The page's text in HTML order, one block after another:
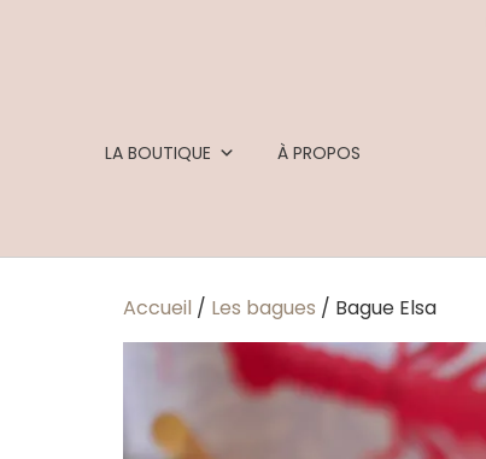
LA BOUTIQUE À PROPOS
Accueil / Les bagues / Bague Elsa